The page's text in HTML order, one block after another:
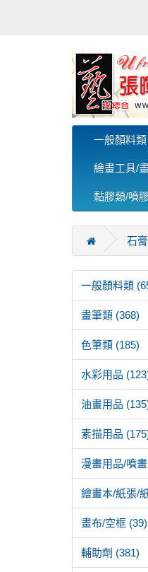
一般顏料類
繪畫工具/
黏膠類/噴
石
一般顏料類
畫筆類 (368)
色筆類 (185)
水彩用品
油畫用品
素描用品
漫畫用品/噴
繪畫本/紙張/
畫布/空框 (39)
輔助劑 (381)